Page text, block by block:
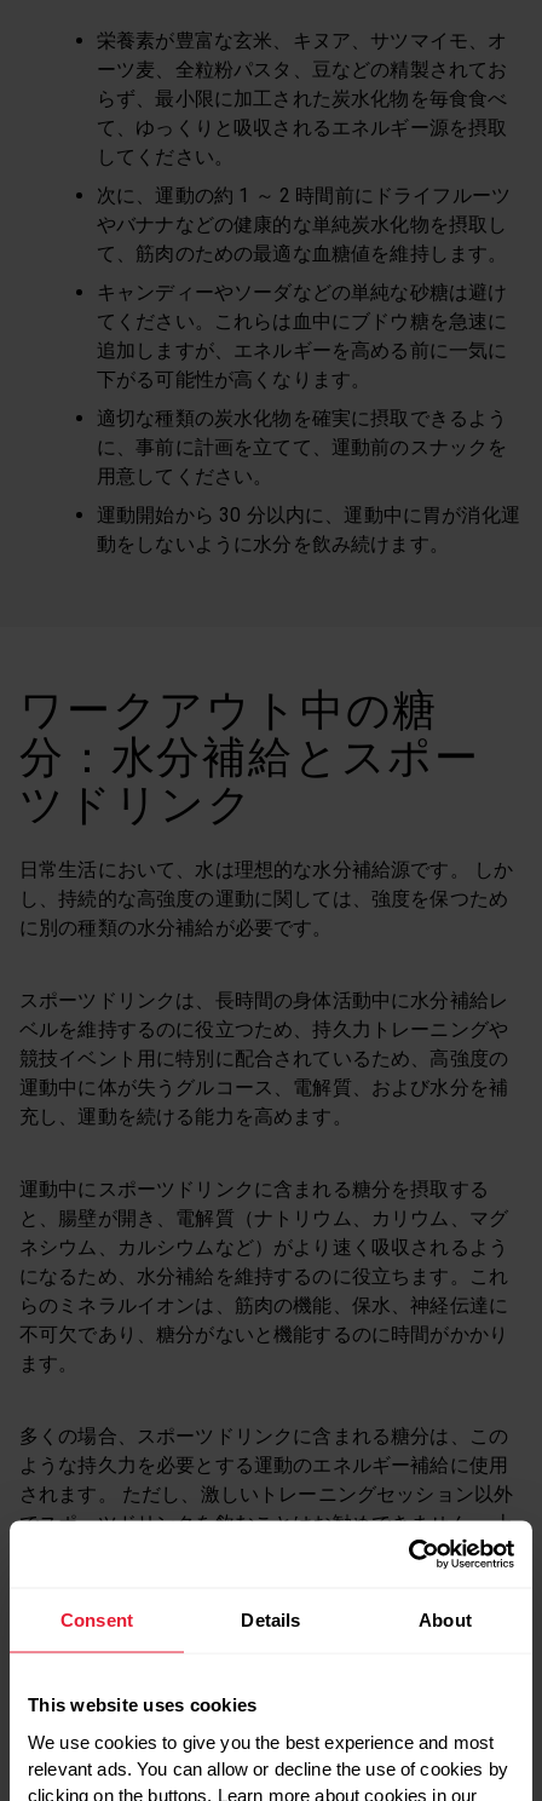
Consent Details About
This website uses cookies
We use cookies to give you the best experience and most
relevant ads. You can allow or decline the use of cookies by
clicking on the buttons. Learn more about cookies in our
栄養素が豊富な玄米、キヌア、サツマイモ、オ
ーツ麦、全粒粉パスタ、豆などの精製されてお
らず、最小限に加工された炭水化物を毎食食べ
て、ゆっくりと吸収されるエネルギー源を摂取
してください。
次に、運動の約 1 ～ 2 時間前にドライフルーツ
やバナナなどの健康的な単純炭水化物を摂取し
て、筋肉のための最適な血糖値を維持します。
キャンディーやソーダなどの単純な砂糖は避け
てください。これらは血中にブドウ糖を急速に
追加しますが、エネルギーを高める前に一気に
下がる可能性が高くなります。
適切な種類の炭水化物を確実に摂取できるよう
に、事前に計画を立てて、運動前のスナックを
用意してください。
運動開始から 30 分以内に、運動中に胃が消化運
動をしないように水分を飲み続けます。
ワークアウト中の糖
分：水分補給とスポー
ツドリンク
日常生活において、水は理想的な水分補給源です。 しか
し、持続的な高強度の運動に関しては、強度を保つため
に別の種類の水分補給が必要です。
スポーツドリンクは、長時間の身体活動中に水分補給レ
ベルを維持するのに役立つため、持久力トレーニングや
競技イベント用に特別に配合されているため、高強度の
運動中に体が失うグルコース、電解質、および水分を補
充し、運動を続ける能力を高めます。
運動中にスポーツドリンクに含まれる糖分を摂取する
と、腸壁が開き、電解質（ナトリウム、カリウム、マグ
ネシウム、カルシウムなど）がより速く吸収されるよう
になるため、水分補給を維持するのに役立ちます。これ
らのミネラルイオンは、筋肉の機能、保水、神経伝達に
不可欠であり、糖分がないと機能するのに時間がかかり
ます。
多くの場合、スポーツドリンクに含まれる糖分は、この
ような持久力を必要とする運動のエネルギー補給に使用
されます。 ただし、激しいトレーニングセッション以外
でスポーツドリンクを飲むことはお勧めできません。 上
記のように、糖分には栄養上の利点がほとんどないた
り、これらの飲み物は体重を増やす可能性があります。
を組み合わせで出来ています。 これは、私たちの身体が
異なる種類の糖分を吸収するために別々のメカニズムを
使用しているため、それらを同時にそれぞれ処理するこ